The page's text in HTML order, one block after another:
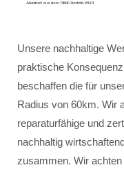
Unsere nachhaltige
praktische
beschaffen die für
Radius von 60km. Wir
reparaturfähige und
nachhaltig
zusammen. Wir